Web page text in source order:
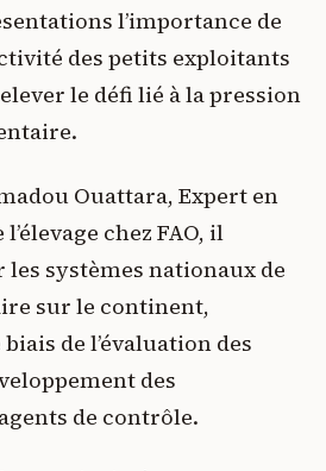
l’importance de
des petits exploitants
le défi lié à la pression
Ouattara, Expert en
chez FAO, il
systèmes nationaux de
sur le continent,
de l’évaluation des
des
de contrôle.